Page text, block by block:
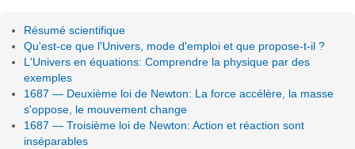
Résumé scientifique
Qu'est-ce que l'Univers, mode d'emploi et que propose-t-il ?
L'Univers en équations: Comprendre la physique par des
exemples
1687 — Deuxième loi de Newton: La force accélère, la masse
s'oppose, le mouvement change
1687 — Troisième loi de Newton: Action et réaction sont
inséparables